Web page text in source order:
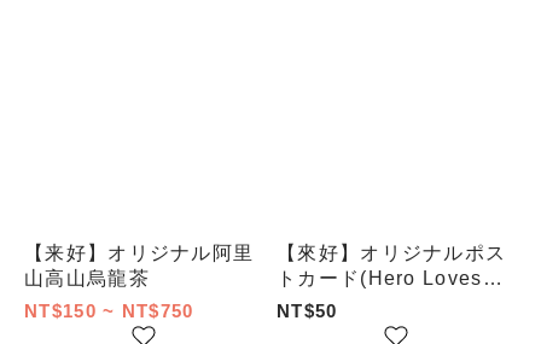
【来好】オリジナル阿里
山高山烏龍茶
NT$150 ~ NT$750
【來好】オリジナルポス
トカード(Hero Loves
Xiao Long Bao)
NT$50